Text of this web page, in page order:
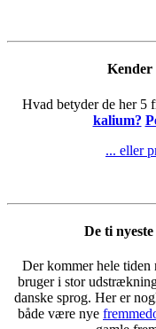
Kender
Hvad betyder de her 5
kalium?
... eller
De ti
Der kommer hele
bruger i stor
danske sprog. Her er
både være nye